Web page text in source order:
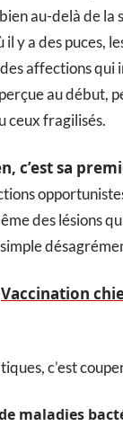
au-delà de la
il y a des puces,
affections qui
au début,
ceux fragilisés.
c’est sa
des lésions
simple
Vaccination
c’est
maladies